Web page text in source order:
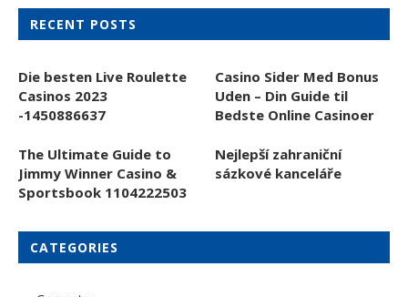
RECENT POSTS
Die besten Live Roulette
Casinos 2023
-1450886637
Casino Sider Med Bonus
Uden – Din Guide til
Bedste Online Casinoer
The Ultimate Guide to
Jimmy Winner Casino &
Sportsbook 1104222503
Nejlepší zahraniční
sázkové kanceláře
CATEGORIES